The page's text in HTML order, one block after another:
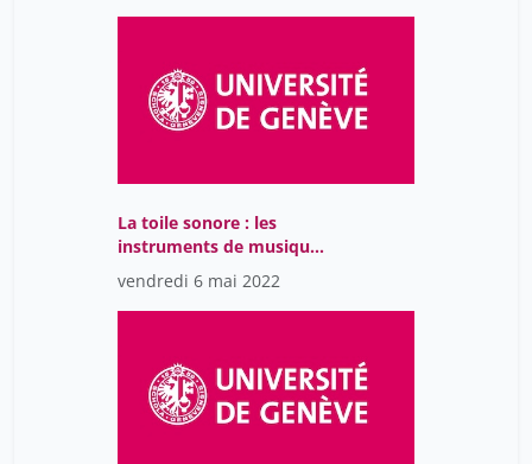
La toile sonore : les
instruments de musique
dans la peinture (16e-17e
s.)
vendredi 6 mai 2022